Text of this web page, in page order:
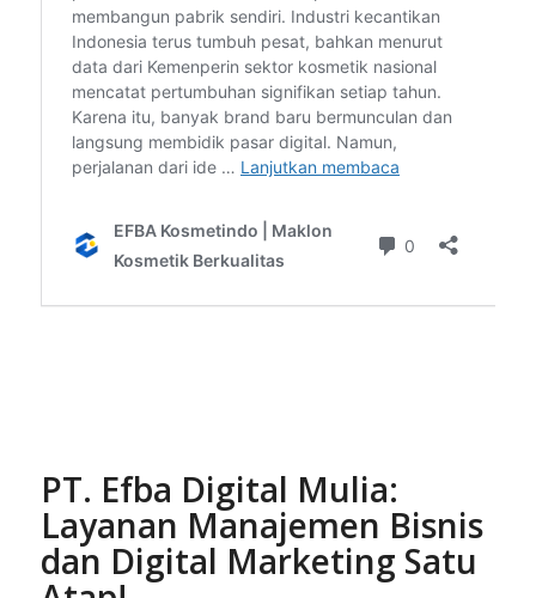
PT. Efba Digital Mulia:
Layanan Manajemen Bisnis
dan Digital Marketing Satu